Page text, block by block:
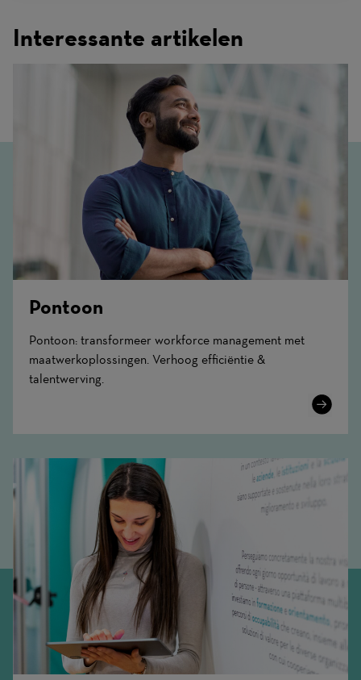
Interessante artikelen
Pontoon
Pontoon: transformeer workforce management met
maatwerkoplossingen. Verhoog efficiëntie &
talentwerving.
Learn